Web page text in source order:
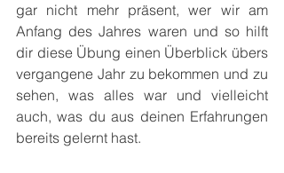
gar nicht mehr präsent, wer wir am
Anfang des Jahres waren und so hilft
dir diese Übung einen Überblick übers
vergangene Jahr zu bekommen und zu
sehen, was alles war und vielleicht
auch, was du aus deinen Erfahrungen
bereits gelernt hast.